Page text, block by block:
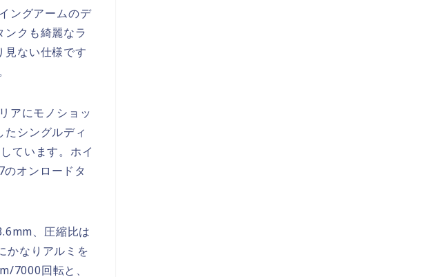
ングアームのデ
クも綺麗なラ
見ない仕様です
アにモノショッ
シングルディ
ています。ホイ
オンロードタ
、圧縮比は
かなりアルミを
7000回転と、